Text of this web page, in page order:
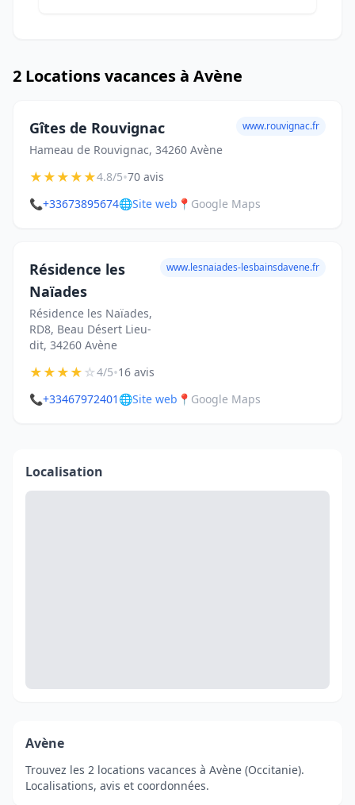
2 Locations vacances à Avène
Gîtes de Rouvignac
Hameau de Rouvignac, 34260 Avène
www.rouvignac.fr
★★★★★4.8/5•70 avis
📞+33673895674🌐Site web 📍 Google Maps
Résidence les
Naïades
Résidence les Naïades,
RD8, Beau Désert Lieu-
dit, 34260 Avène
www.lesnaiades-lesbainsdavene.fr
★★★★☆4/5•16 avis
📞+33467972401 🌐Site web 📍 Google Maps
Localisation
Avène
Trouvez les 2 locations vacances à Avène (Occitanie).
Localisations, avis et coordonnées.